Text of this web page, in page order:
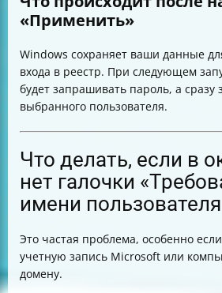
«Применить»
Windows сохраняет ваши данные
входа в реестр. При следующем
будет запрашивать пароль, а сразу
выбранного пользователя.
Что делать, если в
нет галочки
имени
Это частая проблема, особенно
учетную запись Microsoft или
домену.